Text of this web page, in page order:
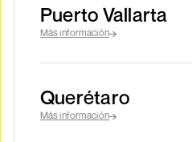
Puerto Vallarta
Más información
Querétaro
Más información